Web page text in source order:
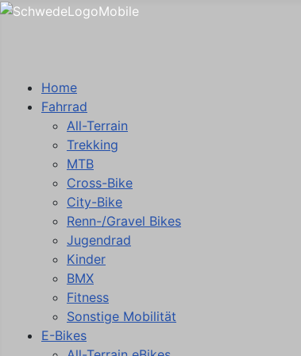
Home
Fahrrad
All-Terrain
Trekking
MTB
Cross-Bike
City-Bike
Renn-/Gravel Bikes
Jugendrad
Kinder
BMX
Fitness
Sonstige Mobilität
E-Bikes